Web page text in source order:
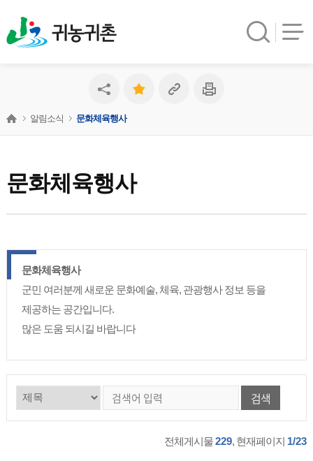
귀농귀촌
문화체육행사
알림소식 문화체육행사
문화체육행사
군민 여러분께 새로운 문화예술, 체육, 관광행사 정보 등을
제공하는 공간입니다.
많은 도움 되시길 바랍니다
검색
전체게시물229, 현재페이지 1/23